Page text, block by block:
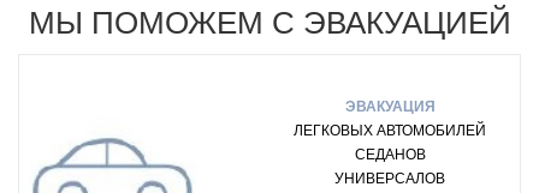
МЫ ПОМОЖЕМ С ЭВАКУАЦИЕЙ
ЭВАКУАЦИЯ
ЛЕГКОВЫХ АВТОМОБИЛЕЙ
СЕДАНОВ
УНИВЕРСАЛОВ